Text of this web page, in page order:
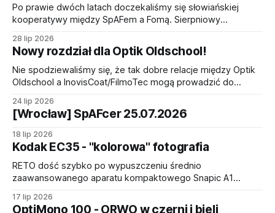
pierwszej zapowiedzi urządzenia minęło półtora roku. Nie
jest to szczególnie dużo, nawet zakładając, że prace nad
Po prawie dwóch latach doczekaliśmy się słowiańskiej
kooperatywy między SpAFem a Fomą. Sierpniowy
barw, w której specjalizuje się czeski producent.
Wydarzenie rozpocznie się o godzinie 11:00 15 sierpnia, w
sobotę (akurat wypada święto), spod tradycyjnej lokalizacji
pod wejściem głównym Hali Targowej. Trasa przebiegnie
28 lip 2026
Nowy rozdział dla Optik Oldschool!
Nie spodziewaliśmy się, że tak dobre relacje między Optik
Oldschool a InovisCoat/FilmoTec mogą prowadzić do
w normalnych cenach, a jednak dzisiejsze oświadczenie
jest niesamowicie dobrą informacją dla wszystkich
pasjonatów fotografii (i być może kinematografii)
srebrowej! To już oficjalne: Chris Vandebroek -
24 lip 2026
[Wrocław] SpAFcer 25.07.2026
18 lip 2026
Kodak EC35 - "kolorowa" fotografia
RETO dość szybko po wypuszczeniu średnio
zaawansowanego aparatu kompaktowego Snapic A1
prowadzące do jeszcze mniej zorientowanego
17 lip 2026
OptiMono 100 - ORWO w czerni i bieli